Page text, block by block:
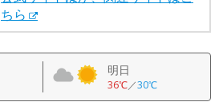
ちら
明日
36℃／30℃